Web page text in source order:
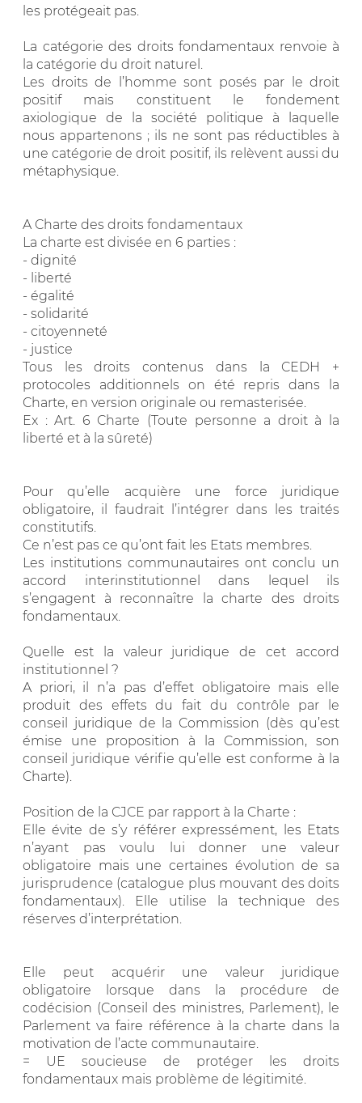
les protégeait pas.
La catégorie des droits fondamentaux renvoie à
la catégorie du droit naturel.
Les droits de l’homme sont posés par le droit
positif mais constituent le fondement
axiologique de la société politique à laquelle
nous appartenons ; ils ne sont pas réductibles à
une catégorie de droit positif, ils relèvent aussi du
métaphysique.
A Charte des droits fondamentaux
La charte est divisée en 6 parties :
- dignité
- liberté
- égalité
- solidarité
- citoyenneté
- justice
Tous les droits contenus dans la CEDH +
protocoles additionnels on été repris dans la
Charte, en version originale ou remasterisée.
Ex : Art. 6 Charte (Toute personne a droit à la
liberté et à la sûreté)
Pour qu’elle acquière une force juridique
obligatoire, il faudrait l’intégrer dans les traités
constitutifs.
Ce n’est pas ce qu’ont fait les Etats membres.
Les institutions communautaires ont conclu un
accord interinstitutionnel dans lequel ils
s’engagent à reconnaître la charte des droits
fondamentaux.
Quelle est la valeur juridique de cet accord
institutionnel ?
A priori, il n’a pas d’effet obligatoire mais elle
produit des effets du fait du contrôle par le
conseil juridique de la Commission (dès qu’est
émise une proposition à la Commission, son
conseil juridique vérifie qu’elle est conforme à la
Charte).
Position de la CJCE par rapport à la Charte :
Elle évite de s’y référer expressément, les Etats
n’ayant pas voulu lui donner une valeur
obligatoire mais une certaines évolution de sa
jurisprudence (catalogue plus mouvant des doits
fondamentaux). Elle utilise la technique des
réserves d’interprétation.
Elle peut acquérir une valeur juridique
obligatoire lorsque dans la procédure de
codécision (Conseil des ministres, Parlement), le
Parlement va faire référence à la charte dans la
motivation de l’acte communautaire.
= UE soucieuse de protéger les droits
fondamentaux mais problème de légitimité.